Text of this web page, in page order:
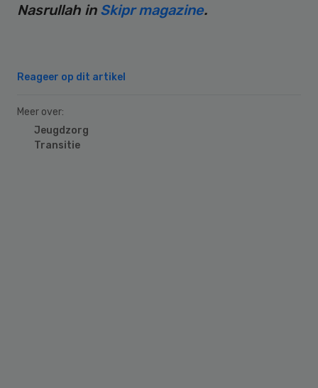
Nasrullah in Skipr magazine.
Reageer op dit artikel
Meer over:
Jeugdzorg
Transitie